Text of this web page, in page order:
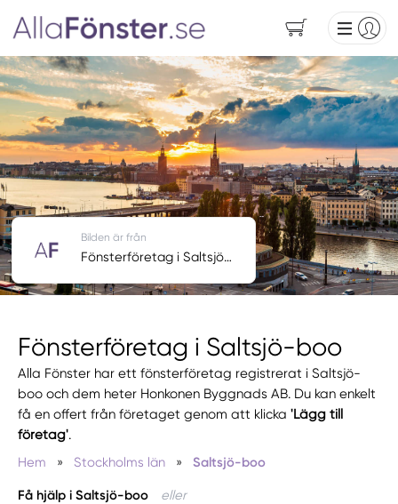
Fönsterföretag i Saltsjö-boo
Alla Fönster har ett fönsterföretag registrerat i Saltsjö-
boo och dem heter Honkonen Byggnads AB. Du kan enkelt
få en offert från företaget genom att klicka'Lägg till
företag'.
Hem
» Stockholms län » Saltsjö-boo
Få hjälp i Saltsjö-boo eller
Bilden är från
Fönsterföretag i Saltsjö-boo